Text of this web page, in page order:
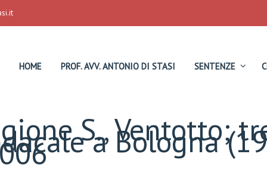
HOME PROF. AVV. ANTONIO DI STASI SENTENZE
S., Ventotto;
a Bologna